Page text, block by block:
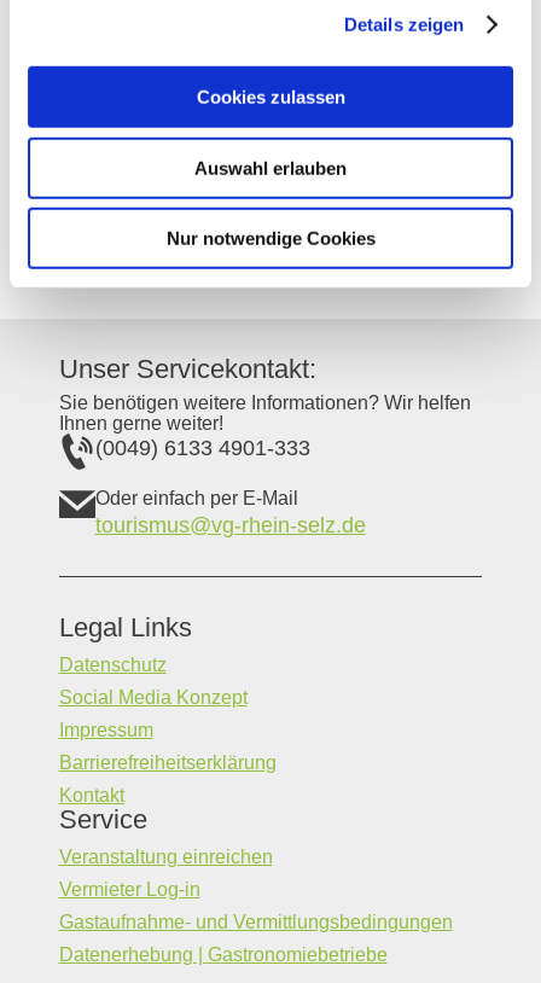
Details zeigen
Cookies zulassen
Auswahl erlauben
Nur notwendige Cookies
Weingut Bäder
Unterwendelsheimer Straße 15
Wendelsheim
Tel:(0049) 6734 9140900
E-Mail:kontakt@weingutbaeder.de
http://www.weingutbaeder.de
Unser Servicekontakt:
Sie benötigen weitere Informationen? Wir helfen
Ihnen gerne weiter!
(0049) 6133 4901-333
Oder einfach per E-Mail
tourismus@vg-rhein-selz.de
Legal Links
Datenschutz
Social Media Konzept
Impressum
Barrierefreiheitserklärung
Kontakt
Service
Veranstaltung einreichen
Vermieter Log-in
Gastaufnahme- und Vermittlungsbedingungen
Datenerhebung | Gastronomiebetriebe